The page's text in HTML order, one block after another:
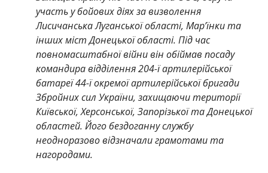
участь у бойових діях за визволення
Лисичанська Луганської області, Марʼїнки та
інших міст Донецької області. Під час
повномасштабної війни він обіймав посаду
командира відділення 204-ї артилерійської
батареї 44-ї окремої артилерійської бригади
Збройних сил України, захищаючи території
Київської, Херсонської, Запорізької та Донецької
областей. Його бездоганну службу
неодноразово відзначали грамотами та
нагородами.